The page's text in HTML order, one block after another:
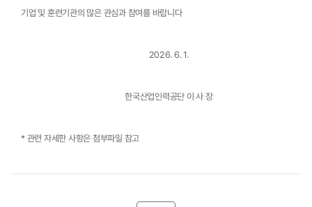
기업 및 훈련기관의 많은 관심과 참여를 바랍니다
2026. 6. 1.
한국산업인력공단 이 사 장
* 관련 자세한 사항은 첨부파일 참고